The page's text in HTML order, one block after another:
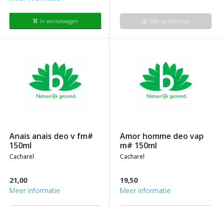
shopping_cart In winkelwagen info Niet op voorraad
anais anais deo v fm#
150ml
cacharel
21,00
Meer informatie
amor homme deo vap
m# 150ml
cacharel
19,50
Meer informatie